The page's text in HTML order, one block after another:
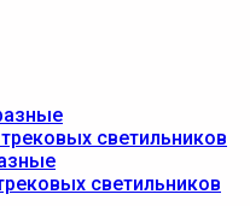
светильников
светильников